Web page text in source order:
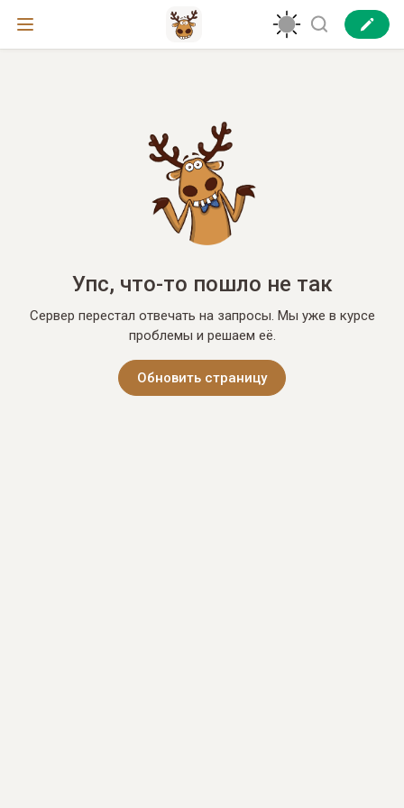
Упс, что-то пошло не так
Сервер перестал отвечать на запросы. Мы уже в курсе
проблемы и решаем её.
Обновить страницу